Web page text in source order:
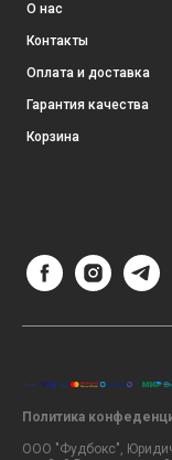
О нас
Контакты
Оплата и доставка
Гарантия качества
Корзина
Политика
ООО "Фудбокс",